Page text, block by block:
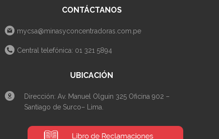
CONTÁCTANOS
mycsa@minasyconcentradoras.com.pe
Central telefónica: 01 321 5894
UBICACIÓN
Dirección: Av. Manuel Olguin 325 Oficina 902 –
Santiago de Surco– Lima.